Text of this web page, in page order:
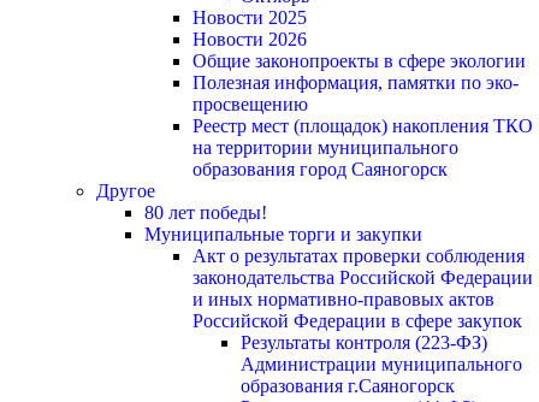
Новости 2025
Новости 2026
Общие законопроекты в сфере экологии
Полезная информация, памятки по эко-
просвещению
Реестр мест (площадок) накопления ТКО
на территории муниципального
образования город Саяногорск
Другое
80 лет победы!
Муниципальные торги и закупки
Акт о результатах проверки соблюдения
законодательства Российской Федерации
и иных нормативно-правовых актов
Российской Федерации в сфере закупок
Результаты контроля (223-ФЗ)
Администрации муниципального
образования г.Саяногорск